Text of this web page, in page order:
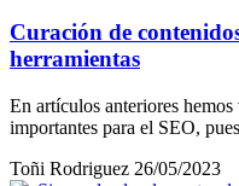
Curación de
herramientas
En artículos anteriores
importantes para el SEO,
Toñi Rodriguez 26/05/2023